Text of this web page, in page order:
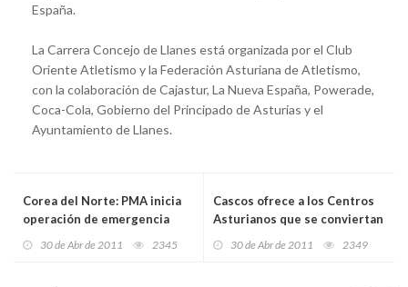
España.
La Carrera Concejo de Llanes está organizada por el Club
Oriente Atletismo y la Federación Asturiana de Atletismo,
con la colaboración de Cajastur, La Nueva España, Powerade,
Coca-Cola, Gobierno del Principado de Asturias y el
Ayuntamiento de Llanes.
Corea del Norte: PMA inicia
operación de emergencia
30 de Abr de 2011 2345
Cascos ofrece a los Centros
Asturianos que se conviertan
30 de Abr de 2011 2349